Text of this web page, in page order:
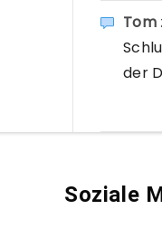
Tom
der
Soziale